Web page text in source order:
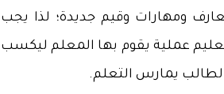
ومهارات وقيم جديدة؛ لذا يجب
عملية يقوم بها المعلم ليكسب
يمارس التعلم.